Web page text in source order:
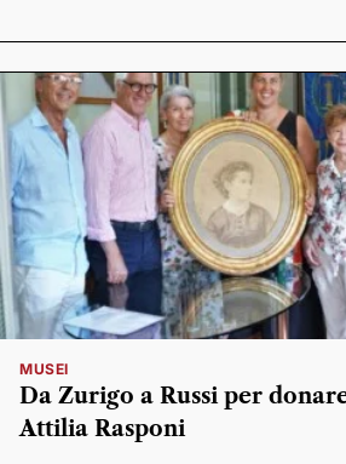
MUSEI
Da Zurigo a Russi per
Attilia Rasponi